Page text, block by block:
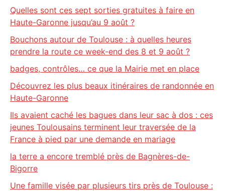
Quelles sont ces sept sorties gratuites à faire en
Haute-Garonne jusqu’au 9 août ?
Bouchons autour de Toulouse : à quelles heures
prendre la route ce week-end des 8 et 9 août ?
badges, contrôles… ce que la Mairie met en place
Découvrez les plus beaux itinéraires de randonnée en
Haute-Garonne
Ils avaient caché les bagues dans leur sac à dos : ces
jeunes Toulousains terminent leur traversée de la
France à pied par une demande en mariage
la terre a encore tremblé près de Bagnères-de-
Bigorre
Une famille visée par plusieurs tirs près de Toulouse :